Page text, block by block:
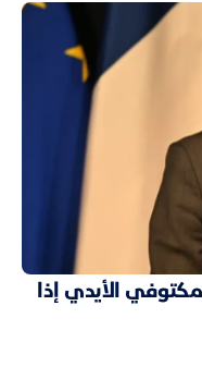
الأيدي إذا